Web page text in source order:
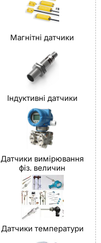
Магнітні датчики
Індуктивні датчики
Датчики вимірювання
фіз. величин
Датчики температури